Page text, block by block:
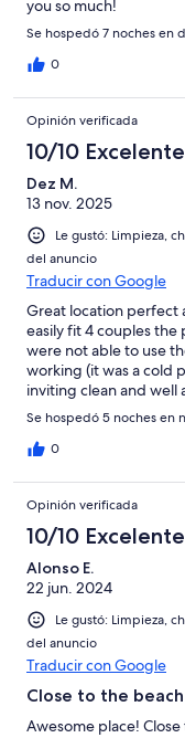
you so much!
Se hospedó 7 noches en
0
Opinión verificada
10/10 Excelente
Dez M.
13 nov. 2025
Le gustó: Limpieza,
del anuncio
Traducir con Google
Great location perfect
easily fit 4 couples
were not able to use
working (it was a cold
inviting clean and well
again!
Se hospedó 5 noches en
0
Opinión verificada
10/10 Excelente
Alonso E.
22 jun. 2024
Le gustó: Limpieza,
del anuncio
Traducir con Google
Close to the beach
Awesome place!